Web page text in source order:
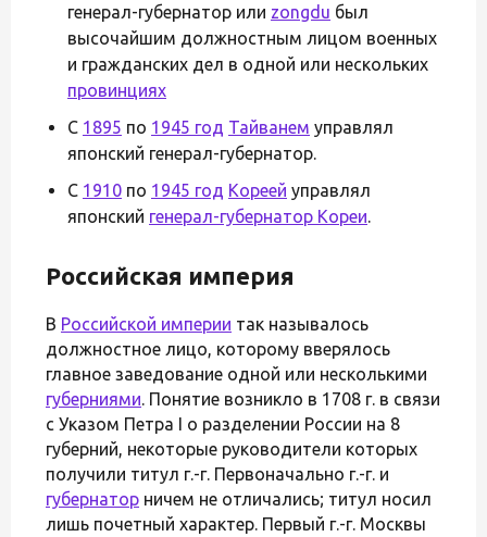
генерал-губернатор или zongdu был
высочайшим должностным лицом военных
и гражданских дел в одной или нескольких
провинциях
С 1895 по 1945 год Тайванем управлял
японский генерал-губернатор.
С 1910 по 1945 год Кореей управлял
японский генерал-губернатор Кореи.
Российская империя
В Российской империи так называлось
должностное лицо, которому вверялось
главное заведование одной или несколькими
губерниями. Понятие возникло в 1708 г. в связи
с Указом Петра I о разделении России на 8
губерний, некоторые руководители которых
получили титул г.-г. Первоначально г.-г. и
губернатор ничем не отличались; титул носил
лишь почетный характер. Первый г.-г. Москвы